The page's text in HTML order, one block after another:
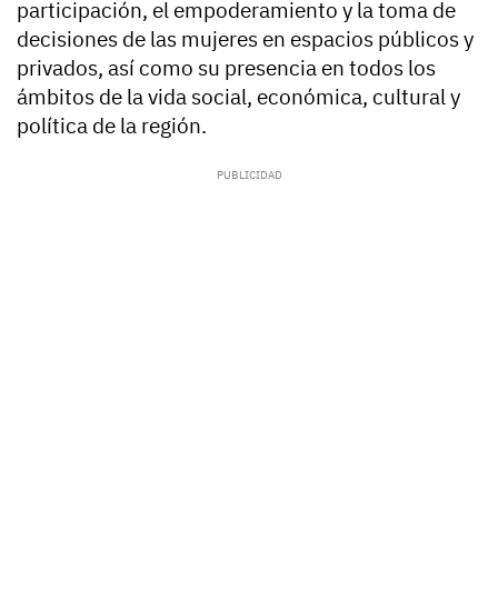
participación, el empoderamiento y la toma de
decisiones de las mujeres en espacios públicos y
privados, así como su presencia en todos los
ámbitos de la vida social, económica, cultural y
política de la región.